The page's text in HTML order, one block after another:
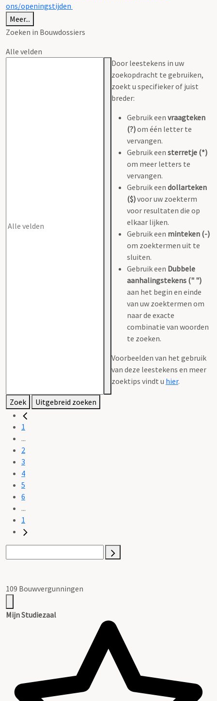
ons/openingstijden
Meer...
Zoeken in Bouwdossiers
Alle velden
Door leestekens in uw
zoekopdracht te gebruiken,
zoekt u specifieker of juist
breder:
Gebruik een vraagteken
(?)om één letter te
vervangen.
Gebruik een sterretje (*)
om meer letters te
vervangen.
Gebruik een dollarteken
($)voor uw zoekterm
voor resultaten die op
elkaar lijken.
Gebruik een minteken (-)
om zoektermen uit te
sluiten.
Gebruik een Dubbele
aanhalingstekens (" ")
aan het begin en einde
van uw zoektermen om
naar de exacte
combinatie van woorden
te zoeken.
Voorbeelden van het gebruik
van deze leestekens en meer
zoektips vindt u hier.
Zoek Uitgebreid zoeken
1
...
2
3
4
5
6
...
1
109 Bouwvergunningen
Mijn Studiezaal